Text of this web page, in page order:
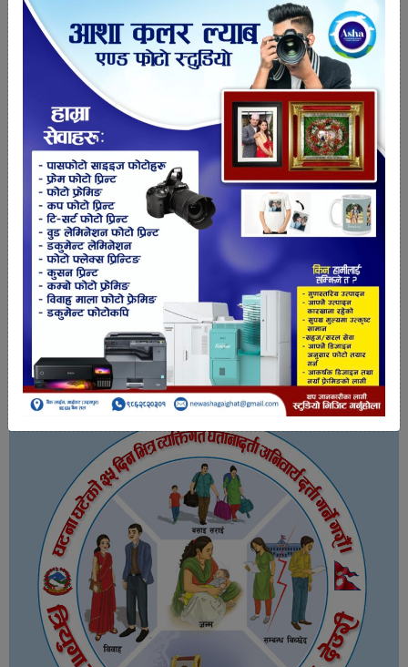
लकडाउन सुरु भएको चैत महिनामा मात्र भारतबाट दुई अर्ब
८१ करोड २९ लाख रुपैयाँको तरकारी आयात भएको भन्सार
विभागको तथ्यांक छ । नेपालमा ११ चैतदेखि लकडाउन सुरु
भए पनि सीमानाका २ चैतदेखि नियन्त्रित भएका हुन् ।
तपाईको प्रतिक्रिया